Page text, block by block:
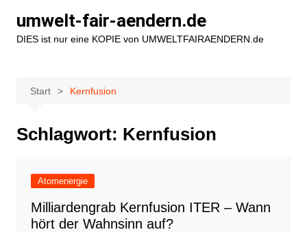
Inhalt
springen
umwelt-fair-aendern.de
DIES ist nur eine KOPIE von UMWELTFAIRAENDERN.de
Start Kernfusion
Schlagwort: Kernfusion
Atomenergie
Milliardengrab Kernfusion ITER – Wann
hört der Wahnsinn auf?